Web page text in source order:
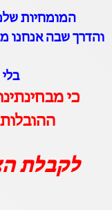
המומחיות
והדרך שבה אנחנו
לקבלת